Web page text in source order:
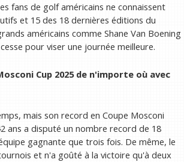
fans de golf américains ne connaissent
et 15 des 18 dernières éditions du
américains comme Shane Van Boening
pour viser une journée meilleure.
Cup 2025de n'importe où avec
mais son record en Coupe Mosconi
ans a disputé un nombre record de 18
gagnante que trois fois. De même, le
et n'a goûté à la victoire qu'à deux